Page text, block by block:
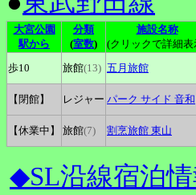
大宮公園
駅から
分類
(室数)
施設名称
(クリックで詳細表
歩10 旅館(13) 五月旅館
【閉館】 レジャー パーク サイド 音和
【休業中】 旅館(7) 割烹旅館 東山
◆SL沿線宿泊